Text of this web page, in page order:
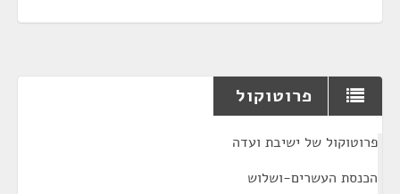
פרוטוקול
פרוטוקול של ישיבת ועדה
הכנסת העשרים-ושלוש